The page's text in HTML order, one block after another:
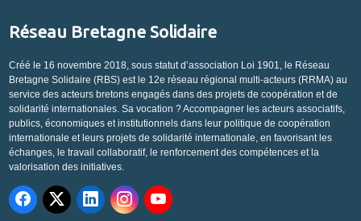
Réseau Bretagne Solidaire
Créé le 16 novembre 2018, sous statut d’association Loi 1901, le Réseau
Bretagne Solidaire (RBS) est le 12e réseau régional multi-acteurs (RRMA) au
service des acteurs bretons engagés dans des projets de coopération et de
solidarité internationales. Sa vocation ? Accompagner les acteurs associatifs,
publics, économiques et institutionnels dans leur politique de coopération
internationale et leurs projets de solidarité internationale, en favorisant les
échanges, le travail collaboratif, le renforcement des compétences et la
valorisation des initiatives.